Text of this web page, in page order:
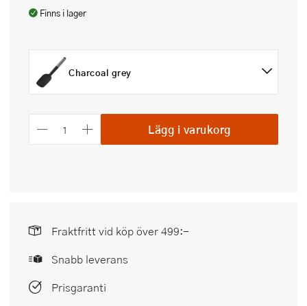
Finns i lager
Charcoal grey
Lägg i varukorg
Fraktfritt vid köp över 499:-
Snabb leverans
Prisgaranti